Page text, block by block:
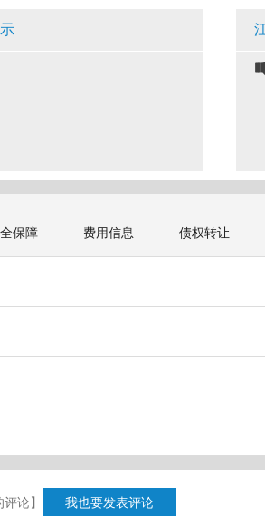
保障 费用信息 债权转让
论】 我也要发表评论